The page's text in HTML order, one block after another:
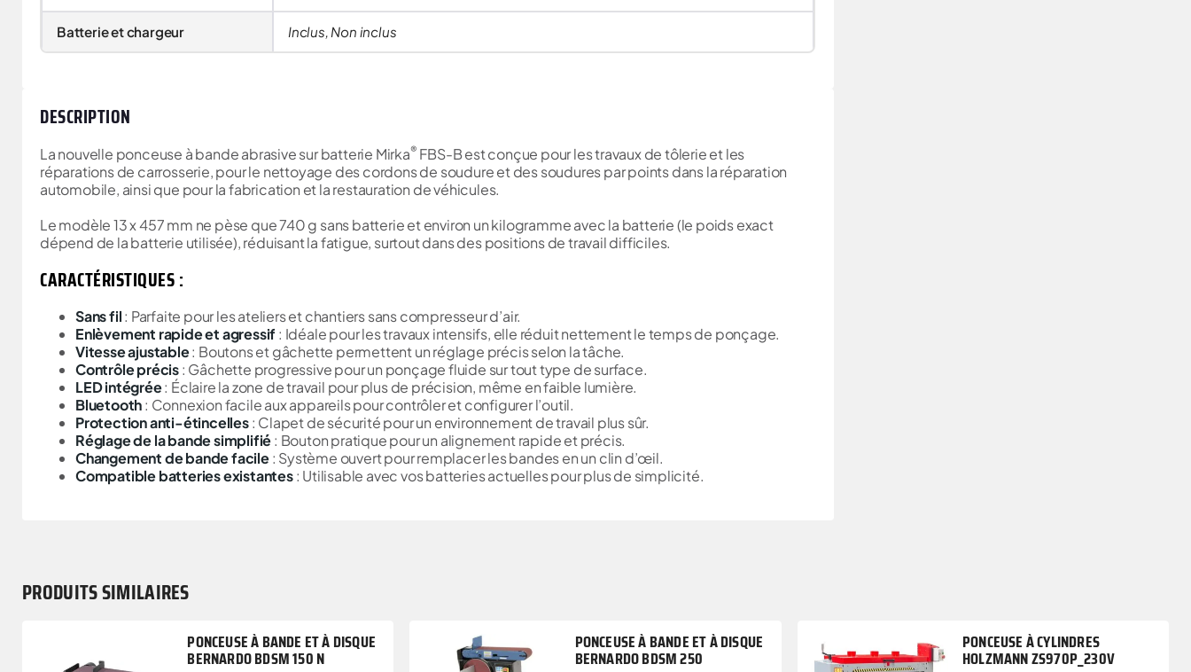
Batterie et chargeur Inclus, Non inclus
DESCRIPTION
La nouvelle ponceuse à bande abrasive sur batterie Mirka® FBS-B est conçue pour les travaux de tôlerie et les
réparations de carrosserie, pour le nettoyage des cordons de soudure et des soudures par points dans la réparation
automobile, ainsi que pour la fabrication et la restauration de véhicules.
Le modèle 13 x 457 mm ne pèse que 740 g sans batterie et environ un kilogramme avec la batterie (le poids exact
dépend de la batterie utilisée), réduisant la fatigue, surtout dans des positions de travail difficiles.
CARACTÉRISTIQUES :
Sans fil: Parfaite pour les ateliers et chantiers sans compresseur d’air.
Enlèvement rapide et agressif : Idéale pour les travaux intensifs, elle réduit nettement le temps de ponçage.
Vitesse ajustable: Boutons et gâchette permettent un réglage précis selon la tâche.
Contrôle précis: Gâchette progressive pour un ponçage fluide sur tout type de surface.
LED intégrée: Éclaire la zone de travail pour plus de précision, même en faible lumière.
Bluetooth: Connexion facile aux appareils pour contrôler et configurer l’outil.
Protection anti-étincelles: Clapet de sécurité pour un environnement de travail plus sûr.
Réglage de la bande simplifié: Bouton pratique pour un alignement rapide et précis.
Changement de bande facile: Système ouvert pour remplacer les bandes en un clin d’œil.
Compatible batteries existantes: Utilisable avec vos batteries actuelles pour plus de simplicité.
PRODUITS SIMILAIRES
PONCEUSE À BANDE ET À DISQUE
BERNARDO BDSM 150 N
PONCEUSE À BANDE ET À DISQUE
BERNARDO BDSM 250
PONCEUSE À CYLINDRES
HOLZMANN ZS970P_230V